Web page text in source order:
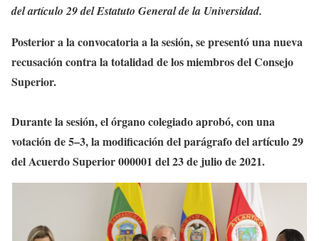
del artículo 29 del Estatuto General de la Universidad.
Posterior a la convocatoria a la sesión, se presentó una nueva
recusación contra la totalidad de los miembros del Consejo
Superior.
Durante la sesión, el órgano colegiado aprobó, con una
votación de 5–3, la modificación del parágrafo del artículo 29
del Acuerdo Superior 000001 del 23 de julio de 2021.